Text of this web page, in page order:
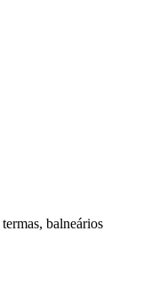
balneários